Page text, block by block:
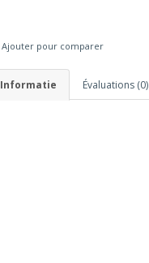
Ajouter pour comparer
Informatie Évaluations (0)